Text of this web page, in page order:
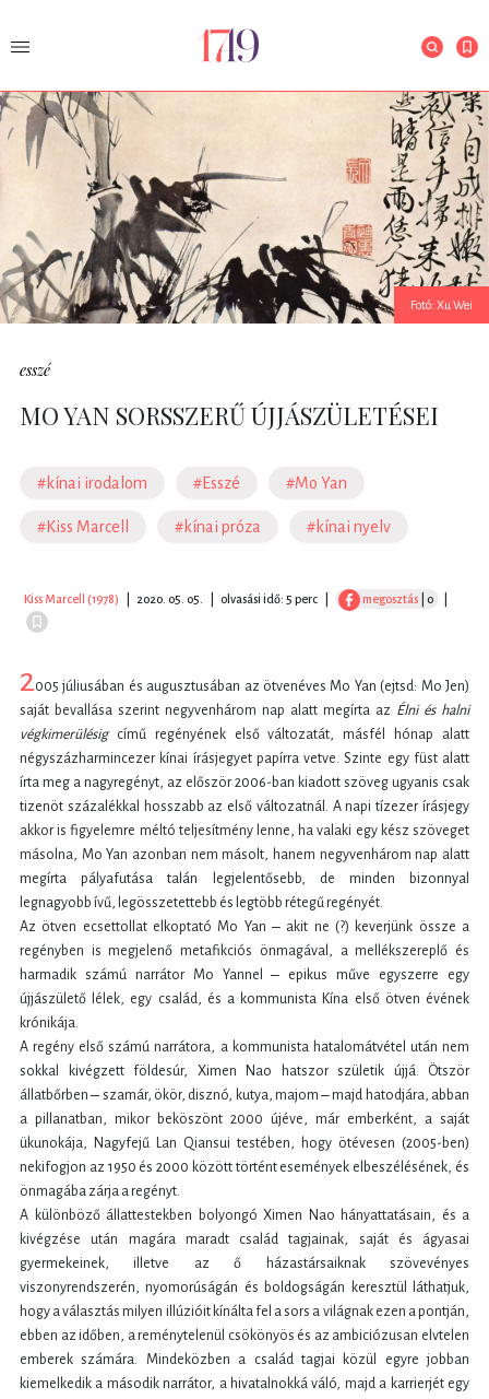
Fotó: Xu Wei
esszé
MO YAN SORSSZERŰ ÚJJÁSZÜLETÉSEI
#kínai irodalom #Esszé #Mo Yan
#Kiss Marcell #kínai próza #kínai nyelv
Kiss Marcell (1978) 2020. 05. 05. olvasási idő: 5 perc megosztás | 0
2005 júliusában és augusztusában az ötvenéves Mo Yan (ejtsd: Mo Jen)
saját bevallása szerint negyvenhárom nap alatt megírta az Élni és halni
végkimerülésigcímű regényének első változatát, másfél hónap alatt
négyszázharmincezer kínai írásjegyet papírra vetve. Szinte egy füst alatt
írta meg a nagyregényt, az először 2006-ban kiadott szöveg ugyanis csak
tizenöt százalékkal hosszabb az első változatnál. A napi tízezer írásjegy
akkor is figyelemre méltó teljesítmény lenne, ha valaki egy kész szöveget
másolna, Mo Yan azonban nem másolt, hanem negyvenhárom nap alatt
megírta pályafutása talán legjelentősebb, de minden bizonnyal
legnagyobb ívű, legösszetettebb és legtöbb rétegű regényét.
Az ötven ecsettollat elkoptató Mo Yan ‒ akit ne (?) keverjünk össze a
regényben is megjelenő metafikciós önmagával, a mellékszereplő és
harmadik számú narrátor Mo Yannel ‒ epikus műve egyszerre egy
újjászülető lélek, egy család, és a kommunista Kína első ötven évének
krónikája.
A regény első számú narrátora, a kommunista hatalomátvétel után nem
sokkal kivégzett földesúr, Ximen Nao hatszor születik újjá. Ötször
állatbőrben ‒ szamár, ökör, disznó, kutya, majom ‒ majd hatodjára, abban
a pillanatban, mikor beköszönt 2000 újéve, már emberként, a saját
ükunokája, Nagyfejű Lan Qiansui testében, hogy ötévesen (2005-ben)
nekifogjon az 1950 és 2000 között történt események elbeszélésének, és
önmagába zárja a regényt.
A különböző állattestekben bolyongó Ximen Nao hányattatásain, és a
kivégzése után magára maradt család tagjainak, saját és ágyasai
gyermekeinek, illetve az ő házastársaiknak szövevényes
viszonyrendszerén, nyomorúságán és boldogságán keresztül láthatjuk,
hogy a választás milyen illúzióit kínálta fel a sors a világnak ezen a pontján,
ebben az időben, a reménytelenül csökönyös és az ambiciózusan elvtelen
emberek számára. Mindeközben a család tagjai közül egyre jobban
kiemelkedik a második narrátor, a hivatalnokká váló, majd a karrierjét egy